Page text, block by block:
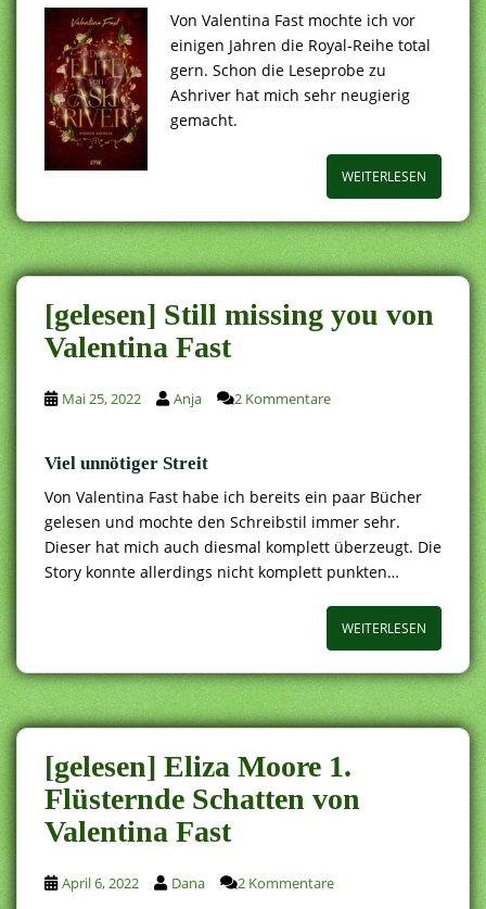
Von Valentina Fast mochte ich vor
einigen Jahren die Royal-Reihe total
gern. Schon die Leseprobe zu
Ashriver hat mich sehr neugierig
gemacht.
WEITERLESEN
[gelesen] Still missing you von
Valentina Fast
Mai 25, 2022 Anja 2 Kommentare
Viel unnötiger Streit
Von Valentina Fast habe ich bereits ein paar Bücher
gelesen und mochte den Schreibstil immer sehr.
Dieser hat mich auch diesmal komplett überzeugt. Die
Story konnte allerdings nicht komplett punkten…
WEITERLESEN
[gelesen] Eliza Moore 1.
Flüsternde Schatten von
Valentina Fast
April 6, 2022 Dana 2 Kommentare